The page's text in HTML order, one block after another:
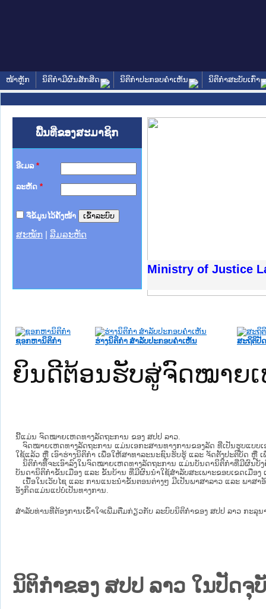
ໜ້າຫຼັກ ນິຕິກໍາມີຜົນສັກສິດ ນິຕິກໍາປະກອບຄໍາເຫັນ ນິຕິກໍາສະບັບເກົ່າ
ພື້ນທີ່ຂອງສະມາຊິກ
ອີເມລ *
ລະຫັດ *
ຈື່ຂໍ້ມູນໄວ້ຄັ້ງໜ້າ
ສະໝັກ ລືມລະຫັດ
Ministry of Justice
ຊາຊົນ ພາກເໜືອ
ການ
ກາງ
ກໃຕ້
ນຕຳຫຼວດປະຊາຊົນ
ສັນຕິບານປະຊາຊົນ
ກເໜືອ
ຊາຊົນ ພາກກາງ
ຊອກຫານິຕິກໍາ ຮ່າງນິຕິກໍາ ສໍາລັບປະກອບຄໍາເຫັນ ສະຖິຕິປັ
ຍິນດີຕ້ອນຮັບສູ່ຈົດໝາຍເ
ນີ້ແມ່ນ ຈົດໝາຍເຫດທາງລັດຖະການ ຂອງ ສປປ ລາວ.
ຈົດໝາຍເຫດທາງລັດຖະການ ແມ່ນ​ເອ​ກະ​ສານ​ທາງ​ການ​ຂອງ​ລັດ ທີ່​ເປັນ​ຮູບ​ແບບ​
ໃຊ້ແລ້ວ ຫຼື ເອົາຮ່າງນິຕິກໍາ ເພື່ອໃຫ້​ສາ​ທາ​ລະ​ນະ​ຊົນ​ຮັບ​ຮູ້ ແລະ ຈັດ​ຕັ້ງ​ປະ​ຕິ​ບັດ ຫຼື
ນິ​ຕິ​ກຳ​ທີ່​ຈະ​ເອົາ​ລົງ​ໃນ​ຈົດ​ໝາຍ​ເຫດ​ທາງ​ລັດ​ຖະ​ການ ​ແມ່ນ​ບັນ​ດາ​ນິ​ຕິ​ກຳ​ທີ່​ມີ​ຜົນ​ບັ
ບັນ​ດານິ​ຕິ​ກຳ​ຂັ້ນ​ເມືອງ ແລະ ຂັ້ນ​ບ້ານ ​ທີ່​ມີ​ຜົນ​ນຳ​ໃຊ້​ສຳ​ລັບ​ສະ​ເພາະ​ຂອບ​ເຂດ​ເມືອງ
ເນື້ອໃນ​ເວັບ​ໄຊ​ ແລະ ການແນະນໍາຂັ້ນຕອນຕ່າງໆ ມີເປັນພາສາລາວ ແລະ ພາສ
ອັງກິດແມ່ນແປບໍ່ເປັນທາງການ.
ສໍາລັບທ່ານທີ່ຕ້ອງການເຂົ້າໃຈເພີ່ມຕື່ມກ່ຽວກັບ ລະບົບນິຕິກຳຂອງ ສປປ ລາວ ກະລຸນ
ນິຕິກຳຂອງ ສປປ ລາວ ໃນປັດ